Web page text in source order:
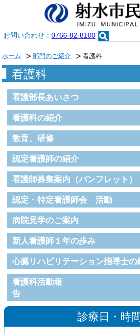
お問い合わせ：0766-82-8100
ホーム 部門のご紹介 看護科
看護科
看護部長あいさつ
看護科の紹介
教育、研修
認定看護師の紹介
看護師募集案内（パンフレット）
認定・特定看護師会 活動
病院見学のご案内
新人看護師１年の歩み
心臓リハビリテーション指導士の
看護科活動報
診療日・時間